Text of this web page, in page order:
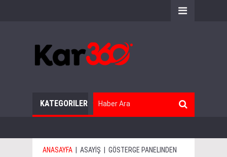
KATEGORILER
ANASAYFA | ASAYİŞ | GÖSTERGE PANELINDEN